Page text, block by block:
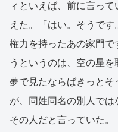
ィといえば、前に言っ
えた。「はい。そうで
権力を持ったあの家門
うというのは、空の星
夢で見たならばきっと
が、同姓同名の別人で
その人だと言っていた。